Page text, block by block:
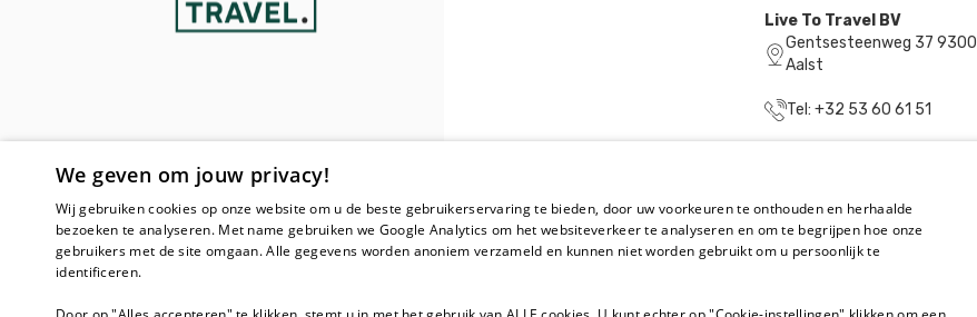
Live To Travel BV
Gentsesteenweg 37 9300
Aalst
Tel: +32 53 60 61 51
K.v.K. 32160473
We geven om jouw privacy!
Wij gebruiken cookies op onze website om u de beste gebruikerservaring te bieden, door uw voorkeuren te onthouden en herhaalde
bezoeken te analyseren. Met name gebruiken we Google Analytics om het websiteverkeer te analyseren en om te begrijpen hoe onze
gebruikers met de site omgaan. Alle gegevens worden anoniem verzameld en kunnen niet worden gebruikt om u persoonlijk te
identificeren.